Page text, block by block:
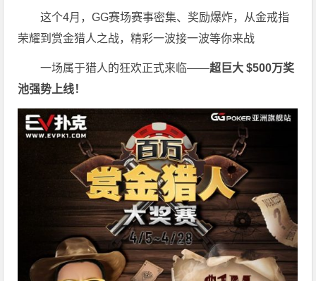
这个4月，GG赛场赛事密集、奖励爆炸，从金戒指
荣耀到赏金猎人之战，精彩一波接一波等你来战
一场属于猎人的狂欢正式来临——超巨大 $500万奖
池强势上线！